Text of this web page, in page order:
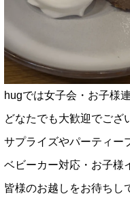
hugでは女子会・お子様
どなたでも大歓迎でござ
サプライズやパーティー
ベビーカー対応・お子様
皆様のお越しをお待ちし